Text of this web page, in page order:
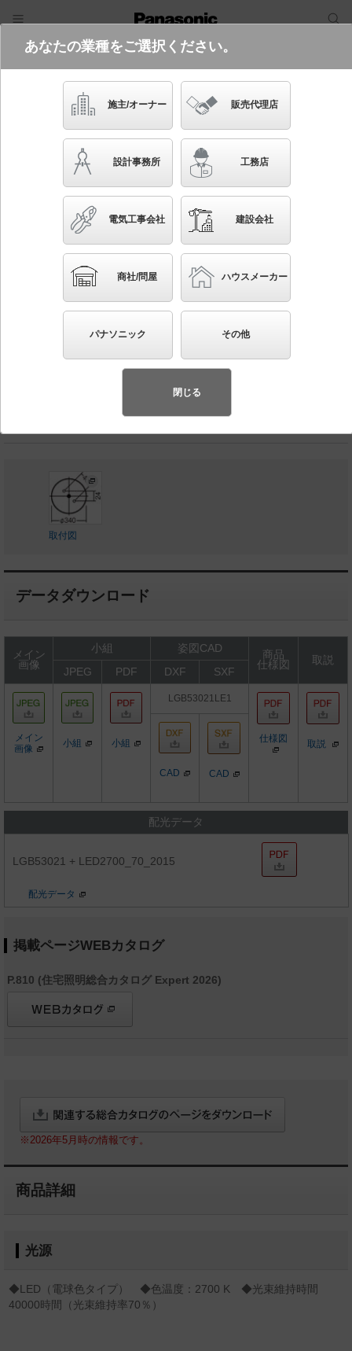
電気・建築設備（ビジネス）
フリーワード
品番・キーワード
かんたん照度計算
LGB53021 LE1
天井直付型 LED（電球色） シーリングライト 拡散
タイプ・カチットF 数寄屋 パネル付型 ツインパル
ックプレミア蛍光灯40形1灯器具相当
◆希望小売価格 59,000 円（税抜）
取付図
データダウンロード
メイン
画像
小組 姿図CAD
商品
仕様図
取説
JPEG
PDF DXF SXF
メイン
画像
小組 小組
LGB53021LE1
仕様図 取説
CAD CAD
配光データ
LGB53021 + LED2700_70_2015
配光データ
掲載ページWEBカタログ
P.810 (住宅照明総合カタログ Expert 2026)
※2026年5月時の情報です。
商品詳細
光源
◆LED（電球色タイプ） ◆色温度：2700 K ◆光束維持時間
40000時間（光束維持率70％）
あなたの業種をご選択ください。
施主/オーナー 販売代理店
設計事務所 工務店
電気工事会社 建設会社
商社/問屋 ハウスメーカー
パナソニック その他
閉じる